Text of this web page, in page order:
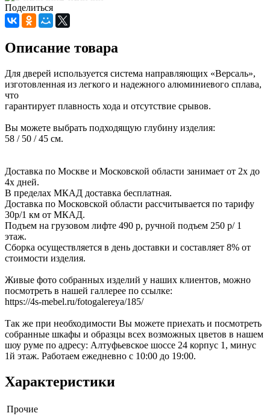
Поделиться
Описание товара
Для дверей используется система направляющих «Версаль»,
изготовленная из легкого и надежного алюминиевого сплава,
что
гарантирует плавность хода и отсутствие срывов.
Вы можете выбрать подходящую глубину изделия:
58 / 50 / 45 см.
Доставка по Москве и Московской области занимает от 2х до
4х дней.
В пределах МКАД доставка бесплатная.
Доставка по Московской области рассчитывается по тарифу
30р/1 км от МКАД.
Подъем на грузовом лифте 490 р, ручной подъем 250 р/ 1
этаж.
Сборка осуществляется в день доставки и составляет 8% от
стоимости изделия.
Живые фото собранных изделий у наших клиентов, можно
посмотреть в нашей галлерее по ссылке:
https://4s-mebel.ru/fotogalereya/185/
Так же при необходимости Вы можете приехать и посмотреть
собранные шкафы и образцы всех возможных цветов в нашем
шоу руме по адресу: Алтуфьевское шоссе 24 корпус 1, минус
1й этаж. Работаем ежедневно с 10:00 до 19:00.
Характеристики
Прочие